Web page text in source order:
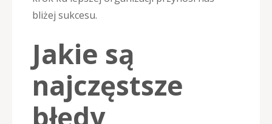
bliżej sukcesu.
Jakie są
najczęstsze